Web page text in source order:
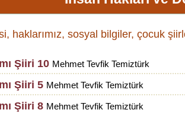
haklarımız, sosyal bilgiler, çocuk
Şiiri 10 Mehmet Tevfik Temiztürk
Şiiri 5 Mehmet Tevfik Temiztürk
Şiiri 8 Mehmet Tevfik Temiztürk